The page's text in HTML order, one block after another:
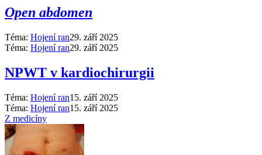
Open abdomen
Téma: Hojení ran29. září 2025
Téma: Hojení ran29. září 2025
NPWT v kardiochirurgii
Téma: Hojení ran15. září 2025
Téma: Hojení ran15. září 2025
Z medicíny